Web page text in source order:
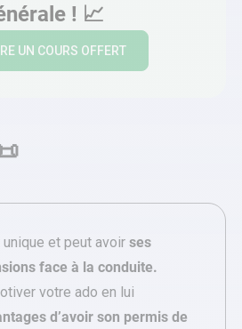
! 📈
UN COURS OFFERT
et peut avoir ses
face à la conduite.
votre ado en lui
d’avoir son permis de